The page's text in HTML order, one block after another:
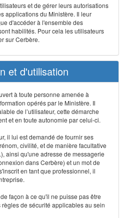
et de gérer leurs autorisations
applications du Ministère. Il leur
d'accéder à l'ensemble des
habilités. Pour cela les utilisateurs
sur Cerbère.
et d'utilisation
à toute personne amenée à
opérés par le Ministère. Il
de l’utilisateur, cette démarche
et en toute autonomie par celui-ci.
il lui est demandé de fournir ses
civilité, et de manière facultative
ainsi qu'une adresse de messagerie
dans Cerbère) et un mot de
en tant que professionnel, il
façon à ce qu'il ne puisse pas être
de sécurité applicables au sein